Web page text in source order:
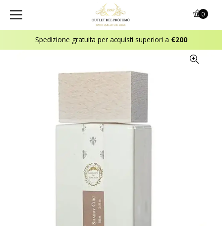
Spedizione gratuita per acquisti superiori a €200
0